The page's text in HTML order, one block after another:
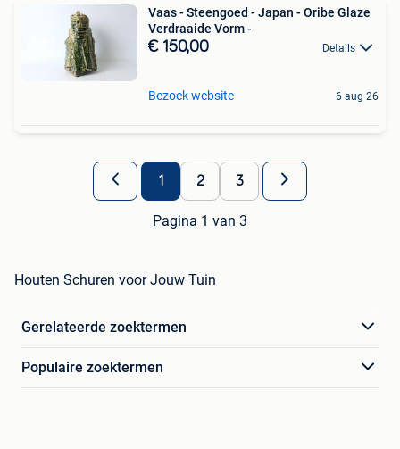
Vaas - Steengoed - Japan - Oribe Glaze
Verdraaide Vorm -
€ 150,00 Details
Bezoek website 6 aug 26
1 2 3
Pagina 1 van 3
Houten Schuren voor Jouw Tuin
Gerelateerde zoektermen
Populaire zoektermen